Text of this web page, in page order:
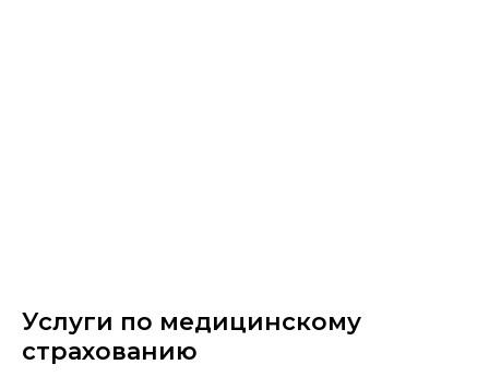
Услуги по медицинскому
страхованию